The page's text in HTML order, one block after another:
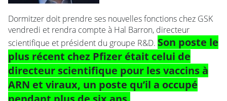
Dormitzer doit prendre ses nouvelles fonctions chez GSK
vendredi et rendra compte à Hal Barron, directeur
scientifique et président du groupe R&D. Son poste le
plus récent chez Pfizer était celui de
directeur scientifique pour les vaccins à
ARN et viraux, un poste qu’il a occupé